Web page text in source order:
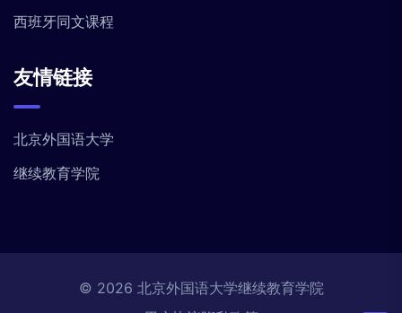
西班牙同文课程
友情链接
北京外国语大学
继续教育学院
© 2026 北京外国语大学继续教育学院